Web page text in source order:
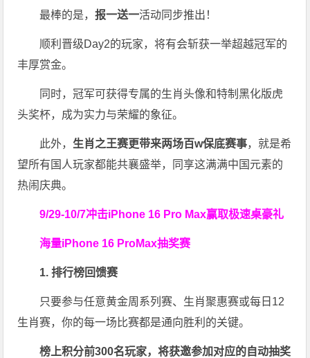
最棒的是，报一送一活动同步推出！
顺利晋级Day2的玩家，将有会斩获一举超越冠军的
丰厚赏金。
同时，冠军可获得专属的生肖头像和特制黑化版虎
头奖杯，成为实力与荣耀的象征。
此外， 生肖之王赛更带来两场百w保底赛事，就是希
望所有国人玩家都能共襄盛举，同享这满满中国元素的
热闹庆典。
9/29-10/7冲击iPhone 16 Pro Max赢取极速桌豪礼
海量iPhone 16 ProMax抽奖赛
1. 排行榜回馈赛
只要参与任意黄金周系列赛、生肖聚惠赛或每日12
生肖赛，你的每一场比赛都是通向胜利的关键。
榜上积分前300名玩家，将获邀参加对应的自动抽奖